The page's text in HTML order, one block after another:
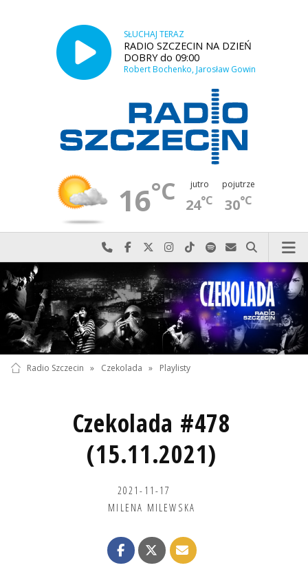
SŁUCHAJ TERAZ
RADIO SZCZECIN NA DZIEŃ
DOBRY do 09:00
Robert Bochenko, Jarosław Gowin
16°C jutro
24°C
pojutrze
30°C
Najlepiej po prostu do nas zadzwoń
Odwiedź nas na Facebook-u
Odwiedź nas na X
Odwiedź nas na Instagram-ie
Odwiedź nas na TikTok-u
Szukaj nas na Spotify
Wyślij do nas
Szukaj
Radio Szczecin » Czekolada » Playlisty
Czekolada #478
(15.11.2021)
2021-11-17
MILENA MILEWSKA